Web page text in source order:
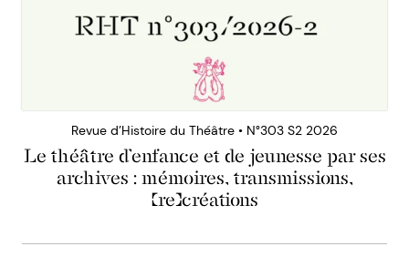
Revue d’Histoire du Théâtre • N°303 S2 2026
Le théâtre d’enfance et de jeunesse par ses
archives : mémoires, transmissions,
(re)créations